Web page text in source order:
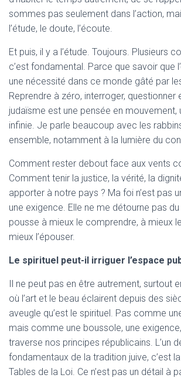
sommes pas seulement dans l’action,
l’étude, le doute, l’écoute.
Et puis, il y a l’étude. Toujours. Plusieurs
c’est fondamental. Parce que savoir que
une nécessité dans ce monde gâté par
Reprendre à zéro, interroger, questionner
judaïsme est une pensée en mouvement,
infinie. Je parle beaucoup avec les
ensemble, notamment à la lumière du
Comment rester debout face aux vents
Comment tenir la justice, la vérité, la
apporter à notre pays ? Ma foi n’est pas
une exigence. Elle ne me détourne pas
pousse à mieux le comprendre, à mieux
mieux l’épouser.
Le spirituel peut-il irriguer l’espace
Il ne peut pas en être autrement, surtout
où l’art et le beau éclairent depuis des
aveugle qu’est le spirituel. Pas comme
mais comme une boussole, une
traverse nos principes républicains. L’un
fondamentaux de la tradition juive, c’est
Tables de la Loi. Ce n’est pas un détail à